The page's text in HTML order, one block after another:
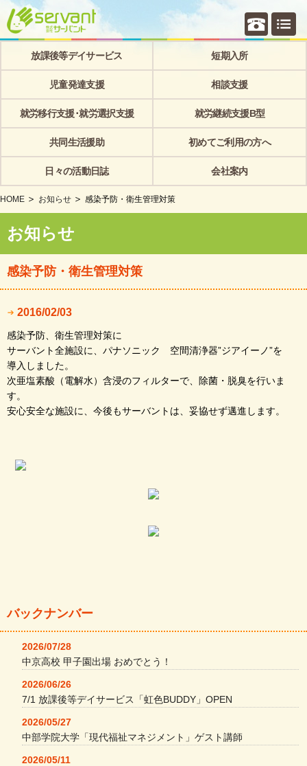
個別相
放課後等デイサービス 短期入所
児童発達支援 相談支援
就労移行支援･就労選択支援 就労継続支援B型
共同生活援助 初めてご利用の方へ
日々の活動日誌 会社案内
HOME お知らせ 感染予防・衛生管理対策
お知らせ
感染予防・衛生管理対策
2016/02/03
感染予防、衛生管理対策に
サーバント全施設に、パナソニック 空間清浄器”ジアイーノ”を
導入しました。
次亜塩素酸（電解水）含浸のフィルターで、除菌・脱臭を行いま
す。
安心安全な施設に、今後もサーバントは、妥協せず邁進します。
バックナンバー
2026/07/28
中京高校 甲子園出場 おめでとう！
2026/06/26
7/1 放課後等デイサービス「虹色BUDDY」OPEN
2026/05/27
中部学院大学「現代福祉マネジメント」ゲスト講師
2026/05/11